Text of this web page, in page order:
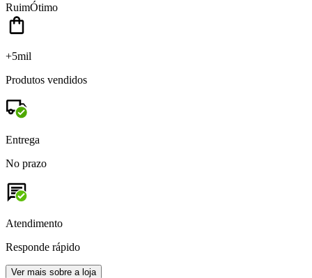
RuimÓtimo
+5mil
Produtos vendidos
Entrega
No prazo
Atendimento
Responde rápido
Ver mais sobre a loja